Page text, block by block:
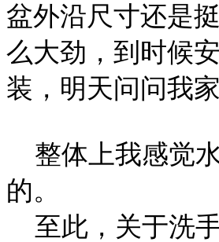
盆外沿尺寸还是
么大劲，到时候
装，明天问问我
整体上我感觉
的。
至此，关于洗